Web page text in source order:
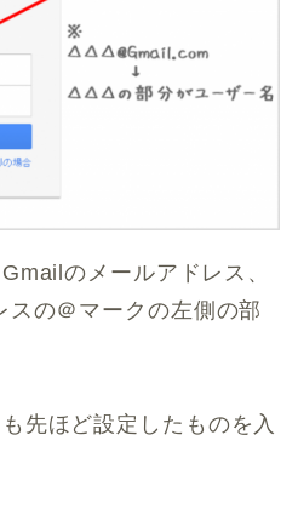
のメールアドレス、
スの＠マークの左側の部
先ほど設定したものを入